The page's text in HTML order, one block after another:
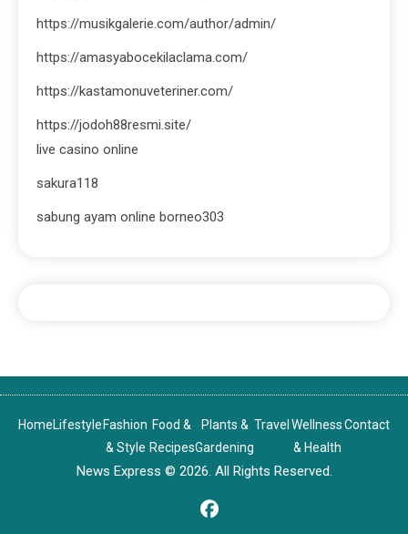
https://musikgalerie.com/author/admin/
https://amasyabocekilaclama.com/
https://kastamonuveteriner.com/
https://jodoh88resmi.site/
live casino online
sakura118
sabung ayam online borneo303
HomeLifestyle Fashion
& Style
Food &
Recipes
Plants &
Gardening
Travel Wellness
& Health
Contact
News Express © 2026. All Rights Reserved.